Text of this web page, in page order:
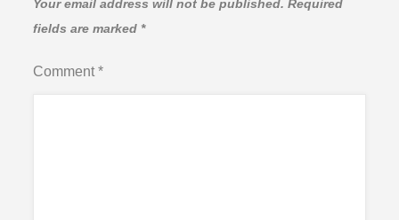
Your email address will not be published. Required
fields are marked *
Comment*